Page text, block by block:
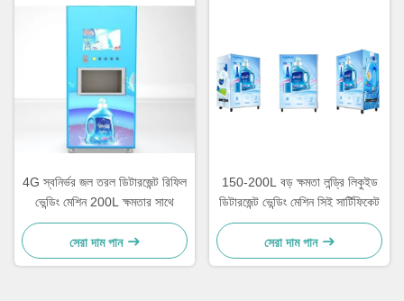
4G স্বনির্ভর জল তরল ডিটারজেন্ট রিফিল
ভেন্ডিং মেশিন 200L ক্ষমতার সাথে
সেরা দাম পান
150-200L বড় ক্ষমতা লন্ড্রি লিকুইড
ডিটারজেন্ট ভেন্ডিং মেশিন সিই সার্টিফিকেট
সেরা দাম পান